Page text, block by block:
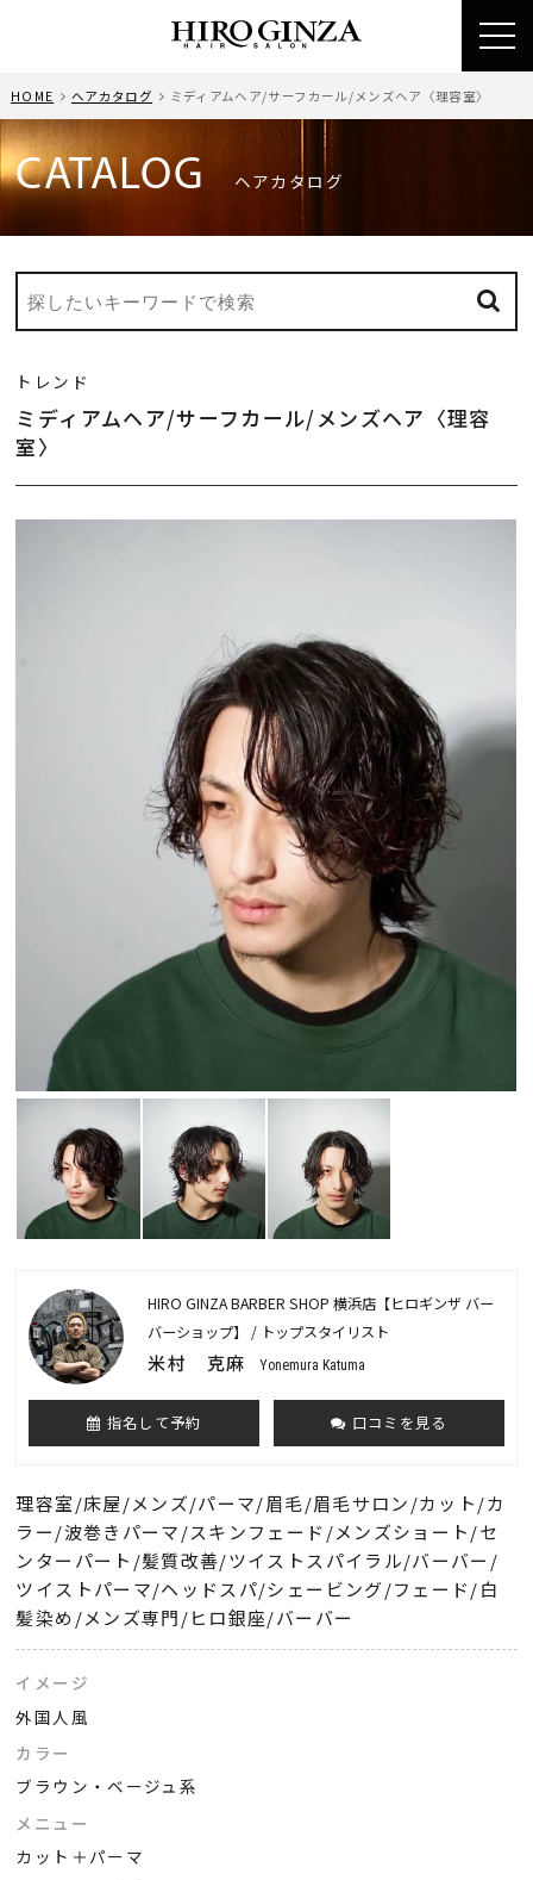
HOME ヘアカタログ ミディアムヘア/サーフカール/メンズヘア〈理容室〉
CATALOG ヘアカタログ
トレンド
ミディアムヘア/サーフカール/メンズヘア〈理容
室〉
HIRO GINZA BARBER SHOP 横浜店【ヒロギンザ バー
バーショップ】 / トップスタイリスト
米村 克麻 Yonemura Katuma
指名して予約 口コミを見る
理容室/床屋/メンズ/パーマ/眉毛/眉毛サロン/カット/カ
ラー/波巻きパーマ/スキンフェード/メンズショート/セ
ンターパート/髪質改善/ツイストスパイラル/バーバー/
ツイストパーマ/ヘッドスパ/シェービング/フェード/白
髪染め/メンズ専門/ヒロ銀座/バーバー
イメージ
外国人風
カラー
ブラウン・ベージュ系
メニュー
カット＋パーマ